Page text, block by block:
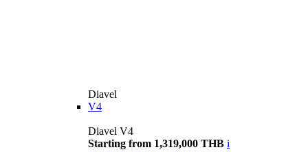
Diavel
V4
Diavel V4
Starting from 1,319,000 THB i